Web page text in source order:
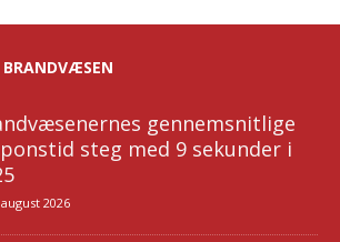
BRANDVÆSEN
gennemsnitlige
steg med 9 sekunder i
2026